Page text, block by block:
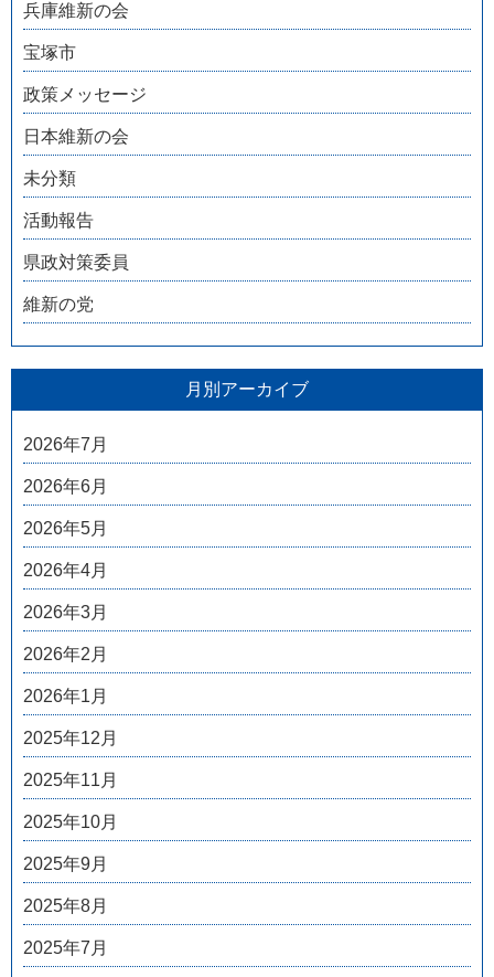
兵庫維新の会
宝塚市
政策メッセージ
日本維新の会
未分類
活動報告
県政対策委員
維新の党
月別アーカイブ
2026年7月
2026年6月
2026年5月
2026年4月
2026年3月
2026年2月
2026年1月
2025年12月
2025年11月
2025年10月
2025年9月
2025年8月
2025年7月